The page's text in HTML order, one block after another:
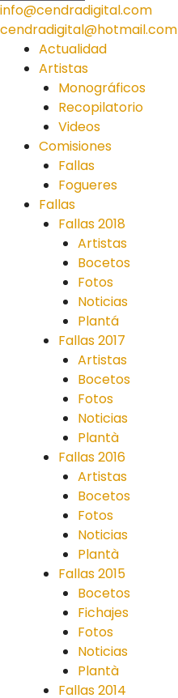
info@cendradigital.com
cendradigital@hotmail.com
Actualidad
Artistas
Monográficos
Recopilatorio
Videos
Comisiones
Fallas
Fogueres
Fallas
Fallas 2018
Artistas
Bocetos
Fotos
Noticias
Plantá
Fallas 2017
Artistas
Bocetos
Fotos
Noticias
Plantà
Fallas 2016
Artistas
Bocetos
Fotos
Noticias
Plantà
Fallas 2015
Bocetos
Fichajes
Fotos
Noticias
Plantà
Fallas 2014